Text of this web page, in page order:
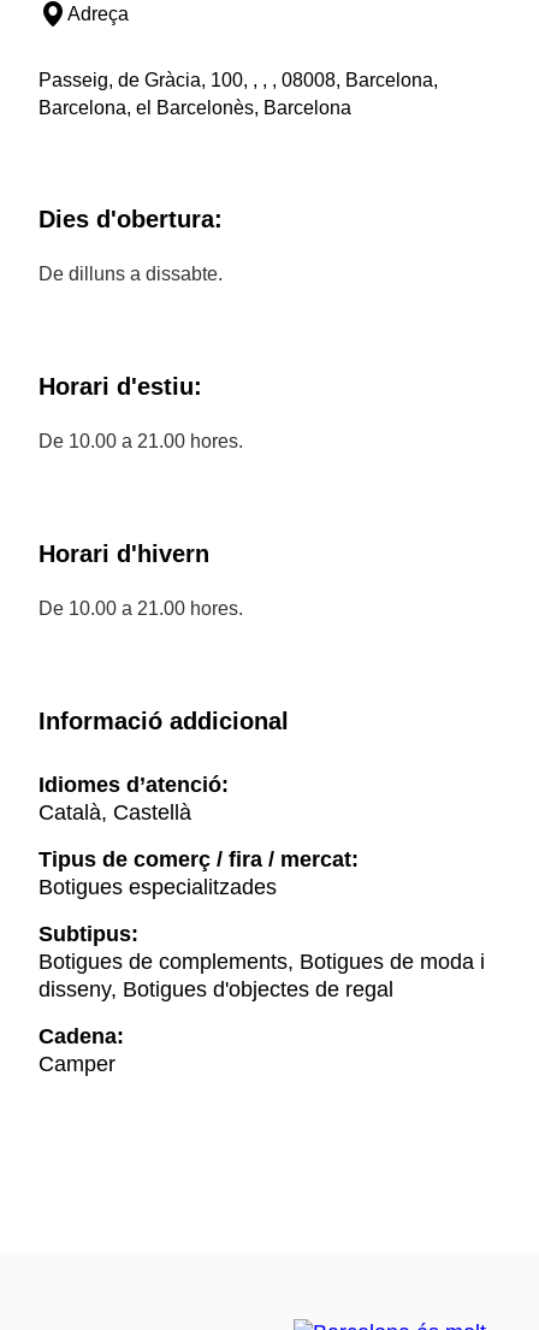
Adreça
Passeig, de Gràcia, 100, , , , 08008, Barcelona,
Barcelona, el Barcelonès, Barcelona
Dies d'obertura:
De dilluns a dissabte.
Horari d'estiu:
De 10.00 a 21.00 hores.
Horari d'hivern
De 10.00 a 21.00 hores.
Informació addicional
Idiomes d’atenció:
Català, Castellà
Tipus de comerç / fira / mercat:
Botigues especialitzades
Subtipus:
Botigues de complements, Botigues de moda i
disseny, Botigues d'objectes de regal
Cadena:
Camper